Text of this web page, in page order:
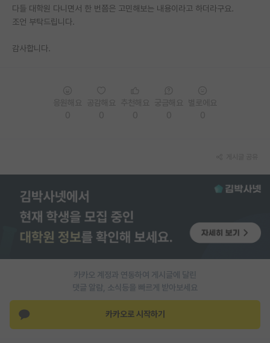
이벤트
재팬라운지 🌸
다들 대학원 다니면서 한 번쯤은 고민해보는 내용이라고 하더라구요.
조언 부탁드립니다.
감사합니다.
카카오 계정과 연동하여 게시글에 달린
댓글 알람, 소식등을 빠르게 받아보세요
카카오로 시작하기